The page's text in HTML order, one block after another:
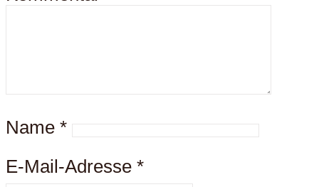
Name *
E-Mail-Adresse *